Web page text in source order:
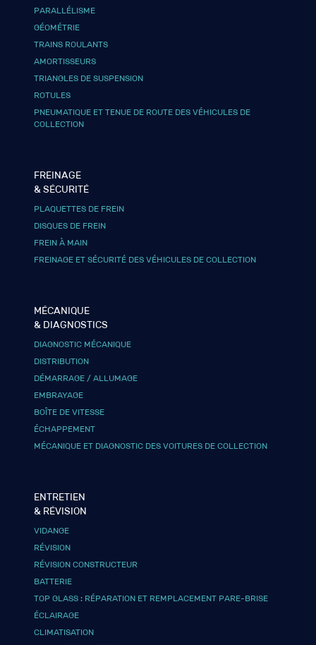
PARALLÉLISME
GÉOMÉTRIE
TRAINS ROULANTS
AMORTISSEURS
TRIANGLES DE SUSPENSION
ROTULES
PNEUMATIQUE ET TENUE DE ROUTE DES VÉHICULES DE
COLLECTION
FREINAGE
& SÉCURITÉ
PLAQUETTES DE FREIN
DISQUES DE FREIN
FREIN À MAIN
FREINAGE ET SÉCURITÉ DES VÉHICULES DE COLLECTION
MÉCANIQUE
& DIAGNOSTICS
DIAGNOSTIC MÉCANIQUE
DISTRIBUTION
DÉMARRAGE / ALLUMAGE
EMBRAYAGE
BOÎTE DE VITESSE
ÉCHAPPEMENT
MÉCANIQUE ET DIAGNOSTIC DES VOITURES DE COLLECTION
ENTRETIEN
& RÉVISION
VIDANGE
RÉVISION
RÉVISION CONSTRUCTEUR
BATTERIE
TOP GLASS : RÉPARATION ET REMPLACEMENT PARE-BRISE
ÉCLAIRAGE
CLIMATISATION